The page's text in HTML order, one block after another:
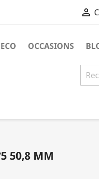

OCCASIONS
50,8 MM